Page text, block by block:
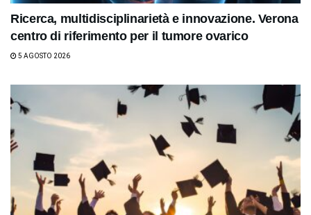
Ricerca, multidisciplinarietà e innovazione. Verona
centro di riferimento per il tumore ovarico
5 AGOSTO 2026